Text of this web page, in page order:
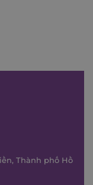
Thành phố Hồ